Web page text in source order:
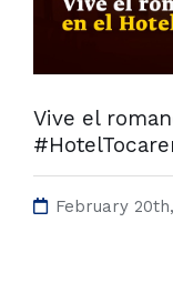
Vive el
February